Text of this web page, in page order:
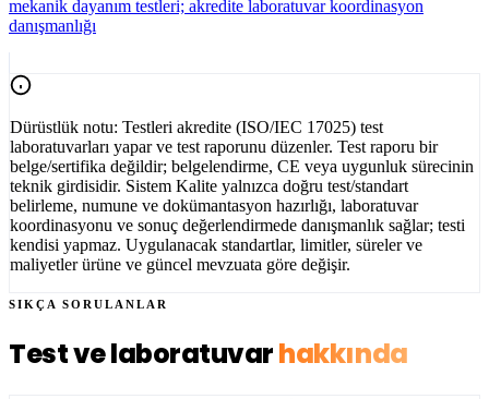
mekanik dayanım testleri; akredite laboratuvar koordinasyon
danışmanlığı
Dürüstlük notu: Testleri akredite (ISO/IEC 17025) test
laboratuvarları yapar ve test raporunu düzenler. Test raporu bir
belge/sertifika değildir; belgelendirme, CE veya uygunluk sürecinin
teknik girdisidir. Sistem Kalite yalnızca doğru test/standart
belirleme, numune ve dokümantasyon hazırlığı, laboratuvar
koordinasyonu ve sonuç değerlendirmede danışmanlık sağlar; testi
kendisi yapmaz. Uygulanacak standartlar, limitler, süreler ve
maliyetler ürüne ve güncel mevzuata göre değişir.
SIKÇA SORULANLAR
Test ve laboratuvarhakkında